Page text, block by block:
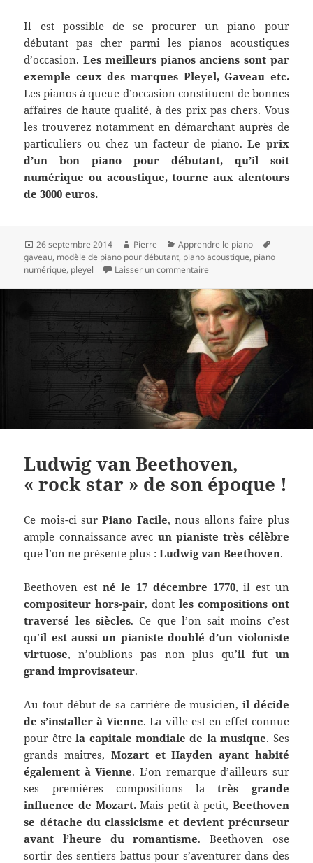
Il est possible de se procurer un piano pour
débutant pas cher parmi les pianos acoustiques
d’occasion.Les meilleurs pianos anciens sont par
exemple ceux des marques Pleyel, Gaveau etc.
Les pianos à queue d’occasion constituent de bonnes
affaires de haute qualité, à des prix pas chers. Vous
les trouverez notamment en démarchant auprès de
particuliers ou chez un facteur de piano.Le prix
d’un bon piano pour débutant, qu’il soit
numérique ou acoustique, tourne aux alentours
de 3000 euros.
Publié
le
26 septembre 2014 Auteur
Pierre Catégories
Apprendre le piano
clés
gaveau, modèle de piano pour débutant, piano acoustique, piano
numérique, pleyel Laisser un commentaire
Ludwig van Beethoven,
« rock star » de son époque !
Ce mois-ci surPiano Facile, nous allons faire plus
ample connaissance avec un pianiste très célèbre
que l’on ne présente plus :Ludwig van Beethoven.
Beethoven est né le 17 décembre 1770, il est un
compositeur hors-pair, dont les compositions ont
traversé les siècles. Ce que l’on sait moins c’est
qu’il est aussi un pianiste doublé d’un violoniste
virtuose, n’oublions pas non plus qu’il fut un
grand improvisateur.
Au tout début de sa carrière de musicien, il décide
de s’installer à Vienne. La ville est en effet connue
pour êtrela capitale mondiale de la musique. Ses
grands maitres, Mozart et Hayden ayant habité
également à Vienne. L’on remarque d’ailleurs sur
ses premières compositions latrès grande
influence de Mozart.Mais petit à petit, Beethoven
se détache du classicisme et devient précurseur
avant l’heure du romantisme. Beethoven ose
sortir des sentiers battus pour s’aventurer dans des